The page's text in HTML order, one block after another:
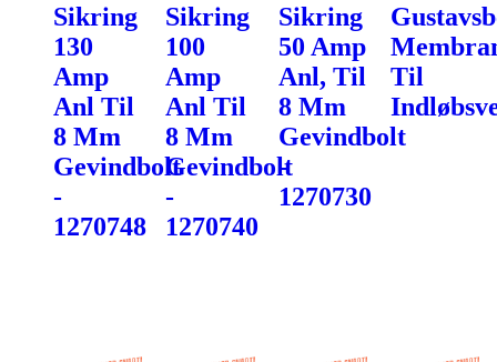
Sikring
130
Amp
Anl Til
8 Mm
Gevindbolt
-
1270748
Sikring
100
Amp
Anl Til
8 Mm
Gevindbolt
-
1270740
Sikring
50 Amp
Anl, Til
8 Mm
Gevindbolt
-
1270730
Til